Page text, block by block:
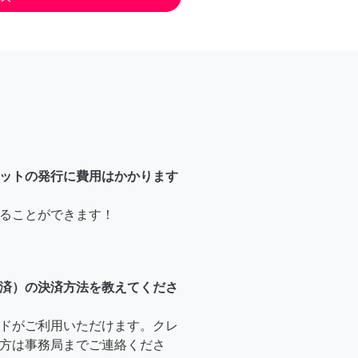
トの発行に費用はかかります
ことができます！
）の決済方法を教えてくださ
がご利用いただけます。クレ
は事務局までご連絡くださ